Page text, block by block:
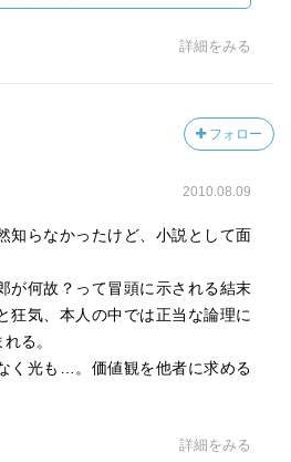
末から明治である。きっとこの時
。もう少し他の作品でもこの時代
詳細をみる
フォロー
2010.08.09
知らなかったけど、小説として面
が何故？って冒頭に示される結末
狂気、本人の中では正当な論理に
る。
く光も…。価値観を他者に求める
詳細をみる